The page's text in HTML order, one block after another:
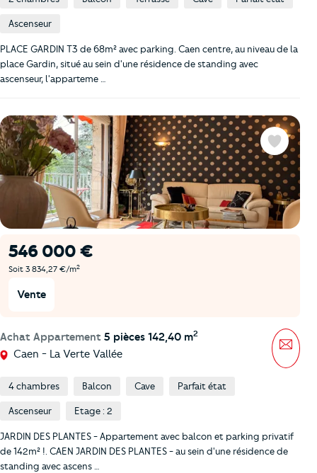
Ascenseur
PLACE GARDIN T3 de 68m² avec parking. Caen centre, au niveau de la
place Gardin, situé au sein d'une résidence de standing avec
ascenseur, l'apparteme …
546 000 €
Soit 3 834,27 €/m2
Vente
Achat Appartement 5 pièces 142,40 m2
Caen - La Verte Vallée
Favoris
4 chambres Balcon Cave Parfait état
Ascenseur Etage : 2
JARDIN DES PLANTES - Appartement avec balcon et parking privatif
de 142m² !. CAEN JARDIN DES PLANTES - au sein d'une résidence de
standing avec ascens …